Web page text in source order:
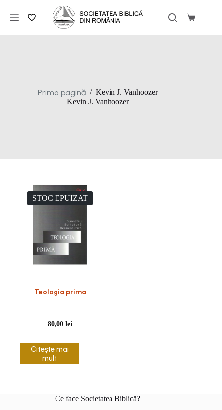
conținut
Coș
Prima pagină / Kevin J. Vanhoozer
Kevin J. Vanhoozer
STOC EPUIZAT
Teologia prima
80,00lei
Citește mai
mult
Ce face Societatea Biblică?